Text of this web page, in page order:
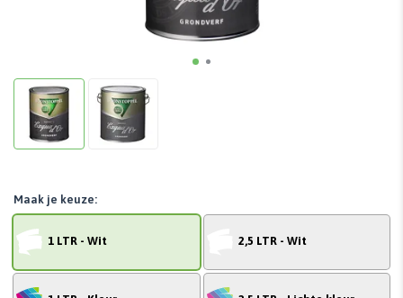
1 LTR - Wit 2,5 LTR - Wit
Maak je keuze: